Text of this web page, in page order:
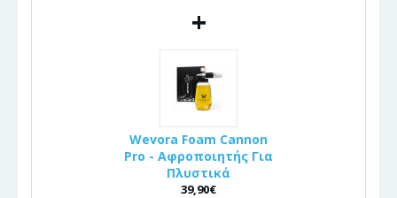
+
Wevora Foam Cannon
Pro - Αφροποιητής Για
Πλυστικά
39,90€